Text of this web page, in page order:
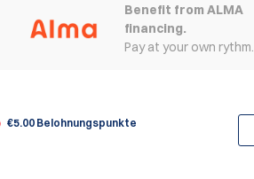
Benefit from ALMA
financing.
Pay at your own rythm.
€5.00 Belohnungspunkte